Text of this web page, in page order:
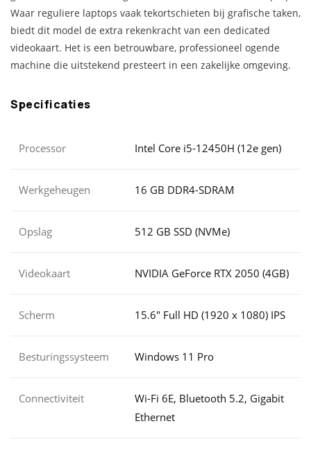
Waar reguliere laptops vaak tekortschieten bij grafische taken,
biedt dit model de extra rekenkracht van een dedicated
videokaart. Het is een betrouwbare, professioneel ogende
machine die uitstekend presteert in een zakelijke omgeving.
Specificaties
Processor Intel Core i5-12450H (12e gen)
Werkgeheugen 16 GB DDR4-SDRAM
Opslag 512 GB SSD (NVMe)
Videokaart NVIDIA GeForce RTX 2050 (4GB)
Scherm 15.6" Full HD (1920 x 1080) IPS
Besturingssysteem Windows 11 Pro
Connectiviteit
Wi-Fi 6E, Bluetooth 5.2, Gigabit
Ethernet